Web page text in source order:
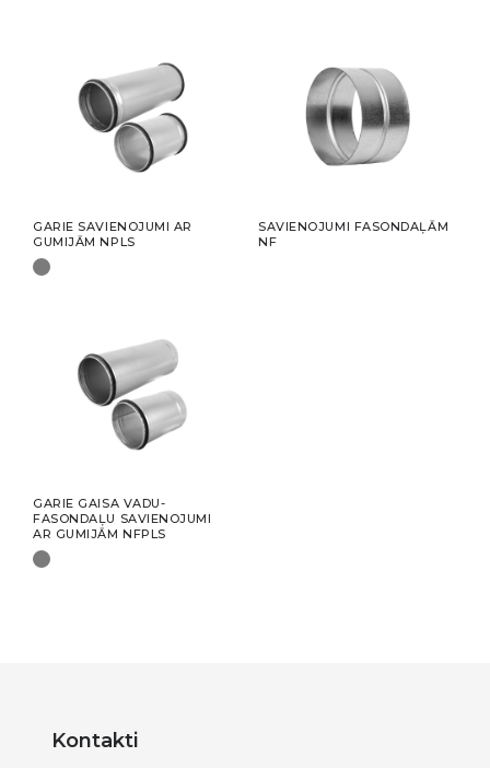
GARIE SAVIENOJUMI AR
GUMIJĀM NPLS
SAVIENOJUMI FASONDAĻĀM
NF
GARIE GAISA VADU-
FASONDAĻU SAVIENOJUMI
AR GUMIJĀM NFPLS
Kontakti